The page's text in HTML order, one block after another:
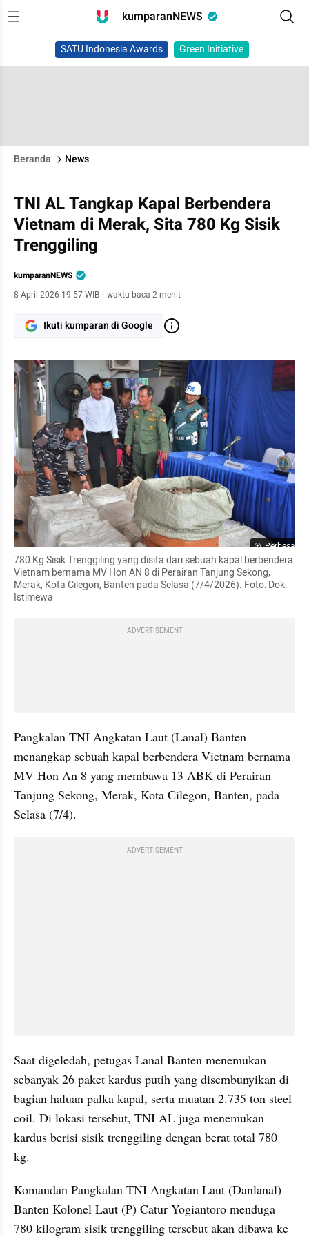
kumparanNEWS
SATU Indonesia Awards Green Initiative
Beranda News
TNI AL Tangkap Kapal Berbendera
Vietnam di Merak, Sita 780 Kg Sisik
Trenggiling
kumparanNEWS
8 April 2026 19:57 WIB · waktu baca 2 menit
Ikuti kumparan di Google
Perbesar
780 Kg Sisik Trenggiling yang disita dari sebuah kapal berbendera
Vietnam bernama MV Hon AN 8 di Perairan Tanjung Sekong,
Merak, Kota Cilegon, Banten pada Selasa (7/4/2026). Foto: Dok.
Istimewa
ADVERTISEMENT
Pangkalan TNI Angkatan Laut (Lanal) Banten
menangkap sebuah kapal berbendera Vietnam bernama
MV Hon An 8 yang membawa 13 ABK di Perairan
Tanjung Sekong, Merak, Kota Cilegon, Banten, pada
Selasa (7/4).
ADVERTISEMENT
Saat digeledah, petugas Lanal Banten menemukan
sebanyak 26 paket kardus putih yang disembunyikan di
bagian haluan palka kapal, serta muatan 2.735 ton steel
coil. Di lokasi tersebut, TNI AL juga menemukan
kardus berisi sisik trenggiling dengan berat total 780
kg.
Komandan Pangkalan TNI Angkatan Laut (Danlanal)
Banten Kolonel Laut (P) Catur Yogiantoro menduga
780 kilogram sisik trenggiling tersebut akan dibawa ke